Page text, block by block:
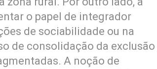
o papel de integrador
de sociabilidade ou na
de consolidação da exclusão
A noção de